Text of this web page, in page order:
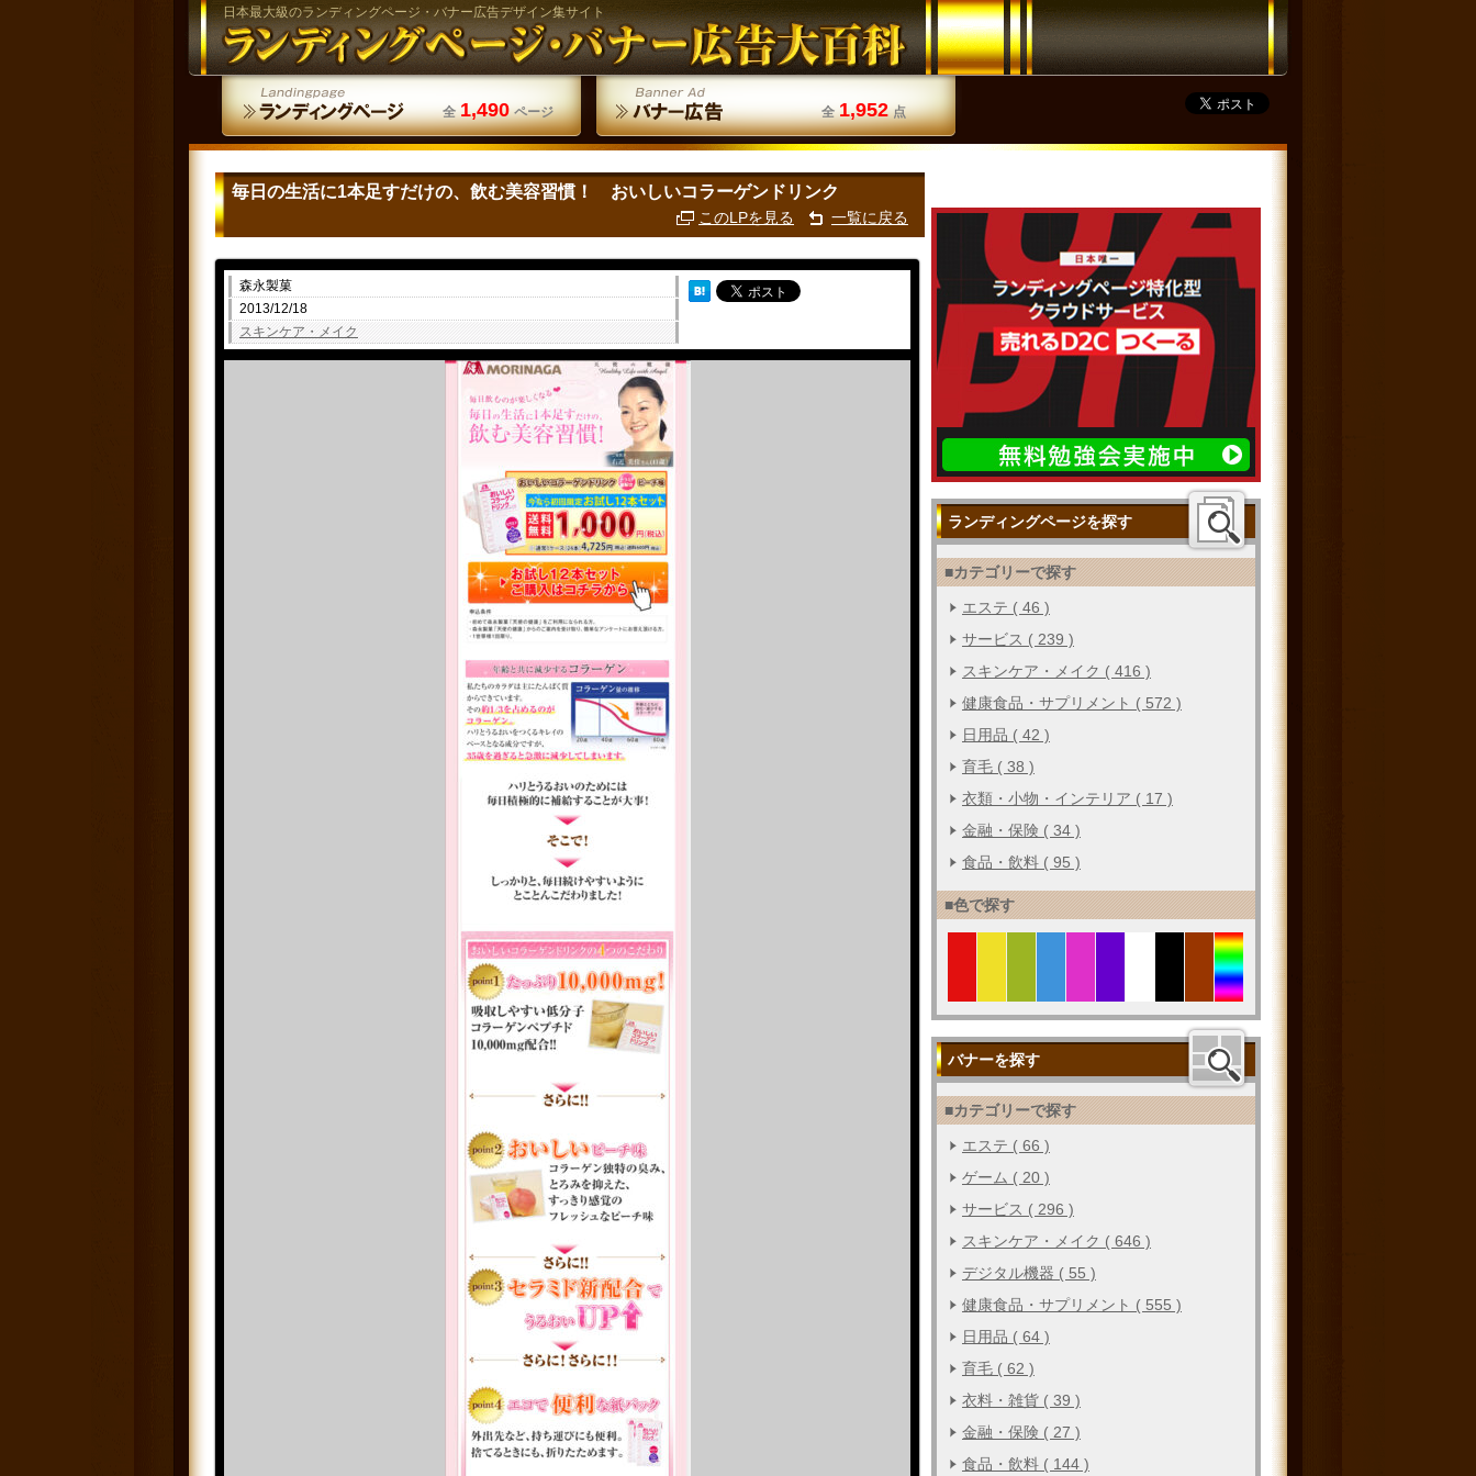
日本最大級のランディングページ・バナー広告デザイン集サイト
全 1,490 ページ 全 1,952 点
毎日の生活に1本足すだけの、飲む美容習慣！ おいしいコラーゲンドリンク
このLPを見る 一覧に戻る
森永製菓
2013/12/18
スキンケア・メイク
ランディングページを探す
■カテゴリーで探す
エステ ( 46 )
サービス ( 239 )
スキンケア・メイク ( 416 )
健康食品・サプリメント ( 572 )
日用品 ( 42 )
育毛 ( 38 )
衣類・小物・インテリア ( 17 )
金融・保険 ( 34 )
食品・飲料 ( 95 )
■色で探す
バナーを探す
■カテゴリーで探す
エステ ( 66 )
ゲーム ( 20 )
サービス ( 296 )
スキンケア・メイク ( 646 )
デジタル機器 ( 55 )
健康食品・サプリメント ( 555 )
日用品 ( 64 )
育毛 ( 62 )
衣料・雑貨 ( 39 )
金融・保険 ( 27 )
食品・飲料 ( 144 )